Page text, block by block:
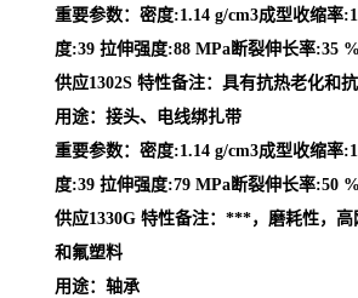
重要参数：密度:1.14 g/cm3成型收缩率
度:39 拉伸强度:88 MPa断裂伸长率:35 %
供应1302S 特性备注：具有抗热老化和
用途：接头、电线绑扎带
重要参数：密度:1.14 g/cm3成型收缩率
度:39 拉伸强度:79 MPa断裂伸长率:50 %
供应1330G 特性备注：***，磨耗性，
和氟塑料
用途：轴承